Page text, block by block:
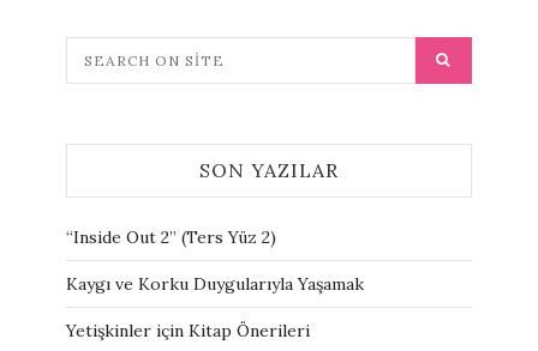
SON YAZILAR
“Inside Out 2” (Ters Yüz 2)
Kaygı ve Korku Duygularıyla Yaşamak
Yetişkinler için Kitap Önerileri